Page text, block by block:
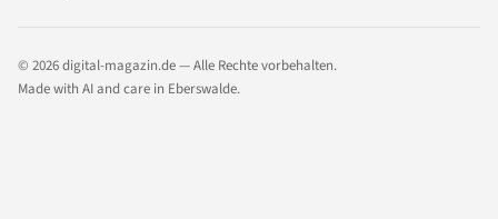
© 2026 digital-magazin.de — Alle Rechte vorbehalten.
Made with AI and care in Eberswalde.